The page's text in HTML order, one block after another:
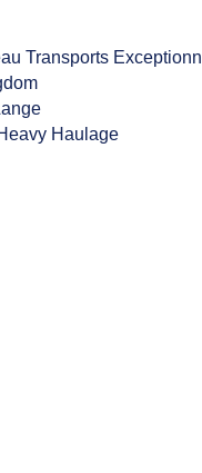
Transports
Haulage